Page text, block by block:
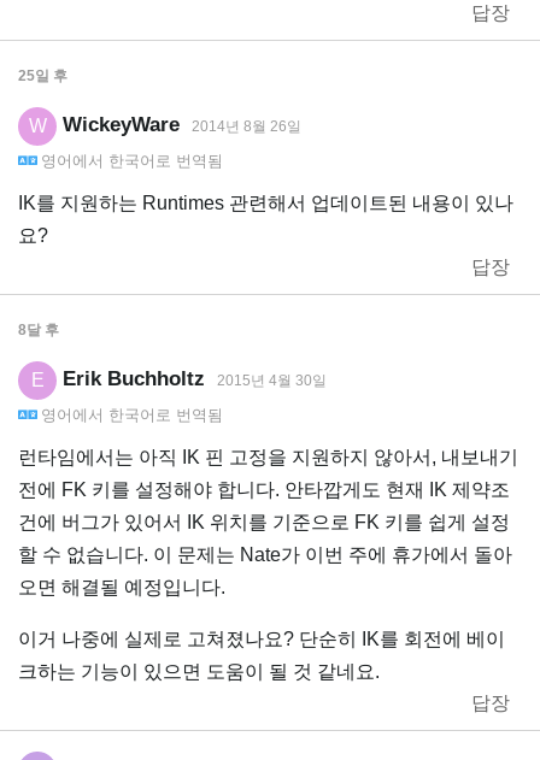
답장
25일 후
W WickeyWare 2014년 8월 26일
영어 에서 한국어 로 번역됨
IK를 지원하는 Runtimes 관련해서 업데이트된 내용이 있나
요?
답장
8달 후
E Erik Buchholtz 2015년 4월 30일
영어 에서 한국어 로 번역됨
런타임에서는 아직 IK 핀 고정을 지원하지 않아서, 내보내기
전에 FK 키를 설정해야 합니다. 안타깝게도 현재 IK 제약조
건에 버그가 있어서 IK 위치를 기준으로 FK 키를 쉽게 설정
할 수 없습니다. 이 문제는 Nate가 이번 주에 휴가에서 돌아
오면 해결될 예정입니다.
이거 나중에 실제로 고쳐졌나요? 단순히 IK를 회전에 베이
크하는 기능이 있으면 도움이 될 것 같네요.
답장